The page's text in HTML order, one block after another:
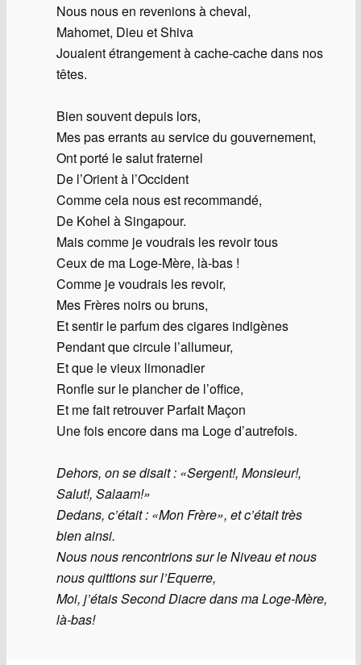
Nous nous en revenions à cheval,
Mahomet, Dieu et Shiva
Jouaient étrangement à cache-cache dans nos
têtes.
Bien souvent depuis lors,
Mes pas errants au service du gouvernement,
Ont porté le salut fraternel
De l’Orient à l’Occident
Comme cela nous est recommandé,
De Kohel à Singapour.
Mais comme je voudrais les revoir tous
Ceux de ma Loge-Mère, là-bas !
Comme je voudrais les revoir,
Mes Frères noirs ou bruns,
Et sentir le parfum des cigares indigènes
Pendant que circule l’allumeur,
Et que le vieux limonadier
Ronfle sur le plancher de l’office,
Et me fait retrouver Parfait Maçon
Une fois encore dans ma Loge d’autrefois.
Dehors, on se disait : «Sergent!, Monsieur!,
Salut!, Salaam!»
Dedans, c’était : «Mon Frère», et c’était très
bien ainsi.
Nous nous rencontrions sur le Niveau et nous
nous quittions sur l’Equerre,
Moi, j’étais Second Diacre dans ma Loge-Mère,
là-bas!